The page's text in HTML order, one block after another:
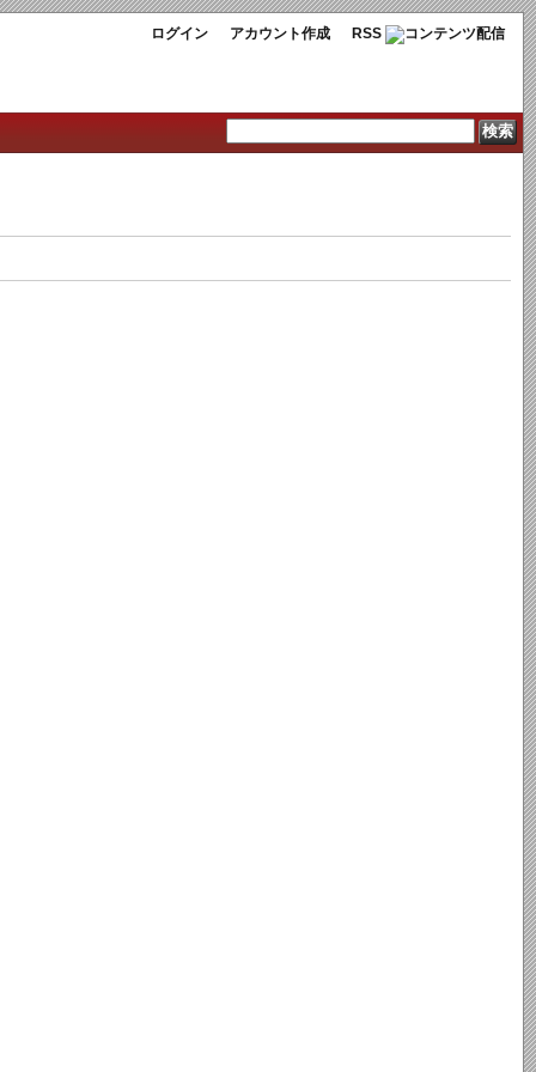
ログイン アカウント作成 RSS